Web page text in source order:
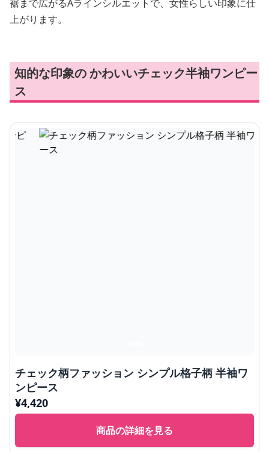
裾まで広がるAラインシルエットで、女性らしい印象に仕
上がります。
知的な印象の かわいいチェック半袖ワンピー
ス
チェック柄ファッション シンプル格子柄 半袖ワ
ンピース
¥4,420
商品の詳細を見る